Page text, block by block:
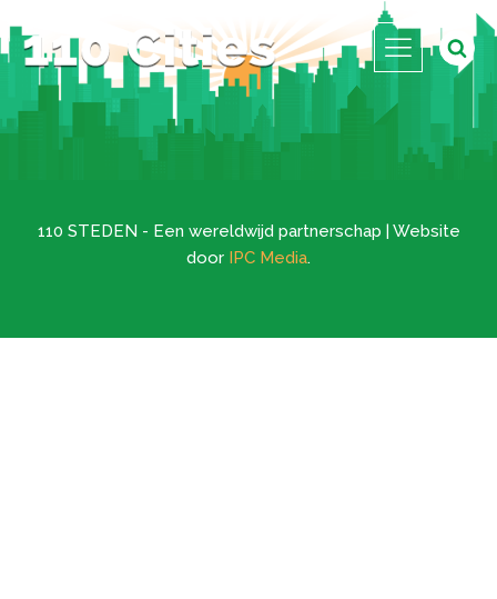
110 STEDEN - Een wereldwijd partnerschap | Website
door IPC Media.